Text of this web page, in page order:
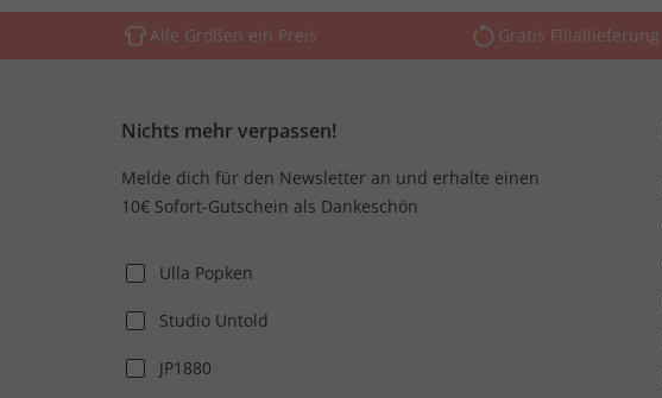
Alle Größen ein Preis Gratis Filiallieferung
Nichts mehr verpassen!
Melde dich für den Newsletter an und erhalte einen
10€ Sofort-Gutschein als Dankeschön
Ulla Popken
Studio Untold
JP1880